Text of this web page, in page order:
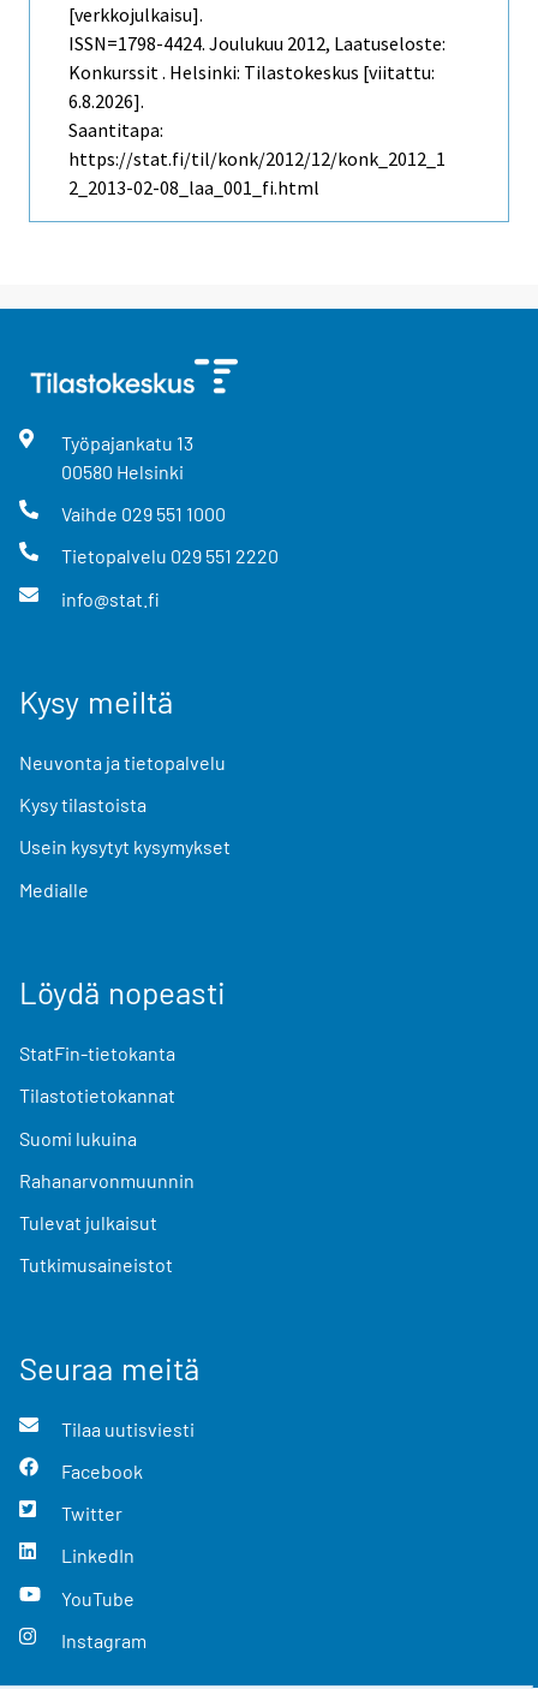
[verkkojulkaisu].
ISSN=1798-4424. Joulukuu 2012, Laatuseloste:
Konkurssit . Helsinki: Tilastokeskus [viitattu:
6.8.2026].
Saantitapa:
https://stat.fi/til/konk/2012/12/konk_2012_1
2_2013-02-08_laa_001_fi.html
Työpajankatu 13
00580 Helsinki
Vaihde 029 551 1000
Tietopalvelu 029 551 2220
info@stat.fi
Kysy meiltä
Neuvonta ja tietopalvelu
Kysy tilastoista
Usein kysytyt kysymykset
Medialle
Löydä nopeasti
StatFin-tietokanta
Tilastotietokannat
Suomi lukuina
Rahanarvonmuunnin
Tulevat julkaisut
Tutkimusaineistot
Seuraa meitä
Tilaa uutisviesti
Facebook
Twitter
LinkedIn
YouTube
Instagram